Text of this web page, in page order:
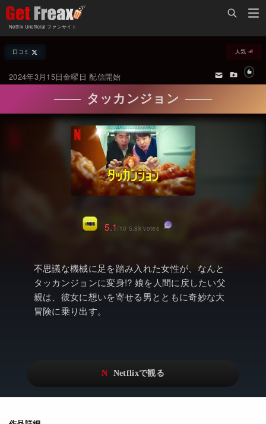
Netflix Unofficial ファンサイト
Netflix新着作品
オールジャンル
海外ドラマ・シリーズ
海外映画
国内TV番組・ドラマ
国内映画
アニメ
ドキュメンタリー
日本語吹替対応作品
その他の国のTV番組
配信終了予定の作品
海外ドラマ・ラインナップ
Netflix 人気ランキング
Netflix 全作品ラインナップ
Netflix配信作品カスタム検索
トレンド
Netflix・VOD総合News
Watchlistへ
Netflix Video
Netflix 吹替版作品
Netflix 高い評価の海外作品
口コミ 人気
2024年3月15日金曜日 配信開始
タッカンジョン
不思議な機械に足を踏み入れた女性が、なんと
タッカンジョンに変身!? 娘を人間に戻したい父
親は、彼女に想いを寄せる男とともに奇妙な大
冒険に乗り出す。
5.1/10 5.8k votes